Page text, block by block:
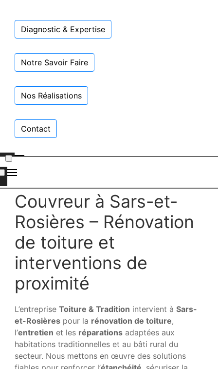
Diagnostic & Expertise
Notre Savoir Faire
Nos Réalisations
Contact
Couvreur à Sars-et-
Rosières – Rénovation
de toiture et
interventions de
proximité
L’entreprise Toiture & Tradition intervient à Sars-
et-Rosières pour la rénovation de toiture,
l’entretien et les réparations adaptées aux
habitations traditionnelles et au bâti rural du
secteur. Nous mettons en œuvre des solutions